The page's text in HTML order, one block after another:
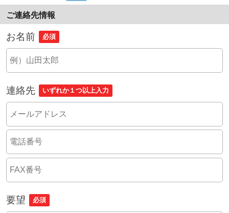
ご連絡先情報
お名前 必須
連絡先 いずれか１つ以上入力
要望 必須